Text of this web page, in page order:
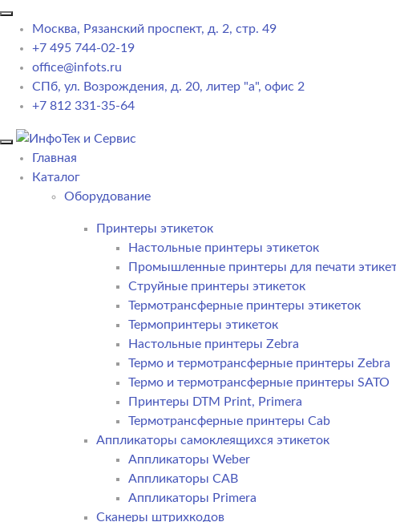
Москва, Рязанский проспект, д. 2, стр. 49
+7 495 744-02-19
office@infots.ru
СПб, ул. Возрождения, д. 20, литер "a", офис 2
+7 812 331-35-64
Главная
Каталог
Оборудование
Принтеры этикеток
Настольные принтеры этикеток
Промышленные принтеры для печати
Струйные принтеры этикеток
Термотрансферные принтеры этикеток
Термопринтеры этикеток
Настольные принтеры Zebra
Термо и термотрансферные принтеры Zebra
Термо и термотрансферные принтеры SATO
Принтеры DTM Print, Primera
Термотрансферные принтеры Cab
Аппликаторы самоклеящихся этикеток
Аппликаторы Weber
Аппликаторы CAB
Аппликаторы Primera
Сканеры штрихкодов